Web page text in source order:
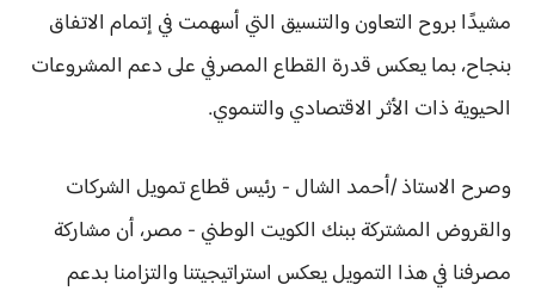
مشيدًا بروح التعاون والتنسيق التي أسهمت في إتمام الاتفاق
بنجاح، بما يعكس قدرة القطاع المصرفي على دعم المشروعات
الحيوية ذات الأثر الاقتصادي والتنموي.
وصرح الاستاذ /أحمد الشال - رئيس قطاع تمويل الشركات
والقروض المشتركة ببنك الكويت الوطني - مصر، أن مشاركة
مصرفنا في هذا التمويل يعكس استراتيجيتنا والتزامنا بدعم